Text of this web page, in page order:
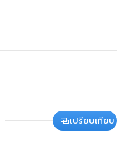
เปรียบเทียบ